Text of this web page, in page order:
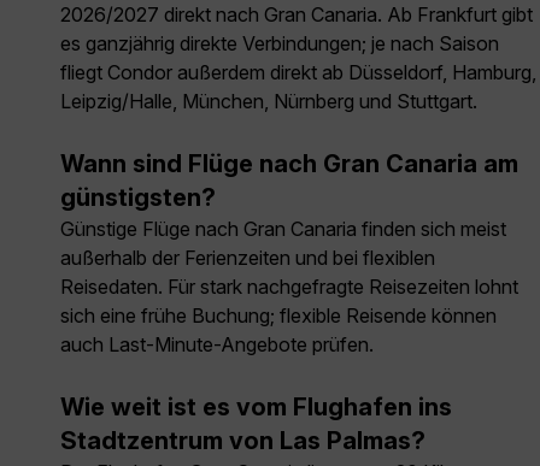
2026/2027 direkt nach Gran Canaria. Ab Frankfurt gibt
es ganzjährig direkte Verbindungen; je nach Saison
fliegt Condor außerdem direkt ab Düsseldorf, Hamburg,
Leipzig/Halle, München, Nürnberg und Stuttgart.
Wann sind Flüge nach Gran Canaria am
günstigsten?
Günstige Flüge nach Gran Canaria finden sich meist
außerhalb der Ferienzeiten und bei flexiblen
Reisedaten. Für stark nachgefragte Reisezeiten lohnt
sich eine frühe Buchung; flexible Reisende können
auch Last-Minute-Angebote prüfen.
Wie weit ist es vom Flughafen ins
Stadtzentrum von Las Palmas?